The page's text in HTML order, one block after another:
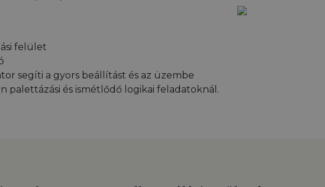
felület
segíti a gyors beállítást és az üzembe
palettázási és ismétlődő logikai feladatoknál.